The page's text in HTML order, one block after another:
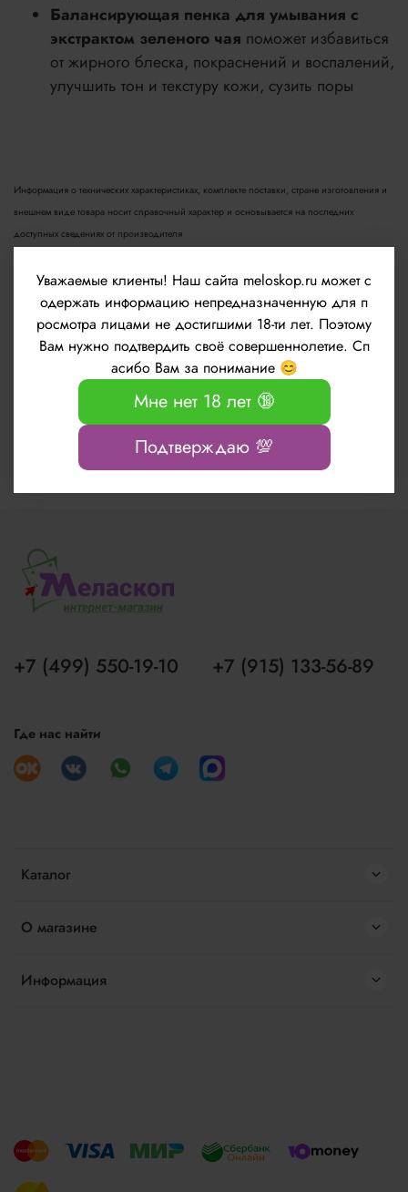
Балансирующая пенка для умывания с
экстрактом зеленого чая поможет избавиться
от жирного блеска, покраснений и воспалений,
улучшить тон и текстуру кожи, сузить поры
Информация о технических характеристиках, комплекте поставки, стране изготовления и
внешнем виде товара носит справочный характер и основывается на последних
доступных сведениях от производителя
А также внешний вид товара и/или упаковки может быть изменён изготовителем и
отличаться от изображенного на данном сайте. Т.к. производитель на свое усмотрение и
без дополнительных уведомлений может изменить внешний вид упаковки или флакона.
Это не оказывает влияния на потребительские качества товара.
Если на товаре отсутствует целлофановая пленка или картонная упаковка, значит это не
предусмотрено производителем.
Обращаем Ваше внимание, что подлинные цвета изделий могут отличаться от цветов и
оттенков на сайте, в зависимости от цветопередачи вашего монитора.
Каталог
О магазине
Информация
+7 (499) 550-19-10 +7 (915) 133-56-89
Где нас найти
Уважаемые клиенты! Наш сайта meloskop.ru может с
одержать информацию непредназначенную для п
росмотра лицами не достигшими 18-ти лет. Поэтому
Вам нужно подтвердить своё совершеннолетие. Сп
асибо Вам за понимание 😊
Мне нет 18 лет 🔞
Подтверждаю 💯